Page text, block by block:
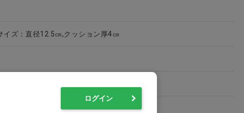
ズ：直径12.5㎝,クッション厚4㎝
ログイン